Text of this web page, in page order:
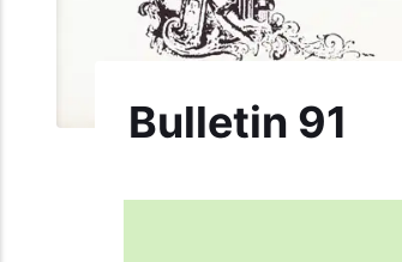
Bulletin 91